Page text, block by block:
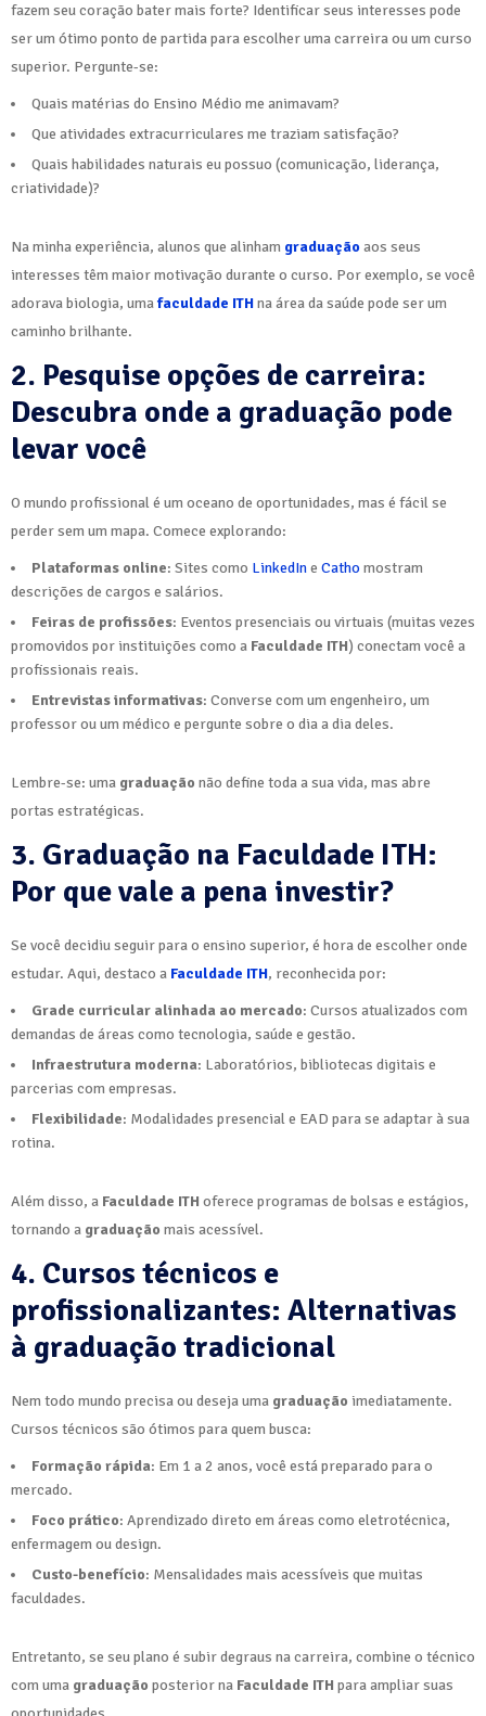
fazem seu coração bater mais forte? Identificar seus interesses pode
ser um ótimo ponto de partida para escolher uma carreira ou um curso
superior. Pergunte-se:
Quais matérias do Ensino Médio me animavam?
Que atividades extracurriculares me traziam satisfação?
Quais habilidades naturais eu possuo (comunicação, liderança,
criatividade)?
Na minha experiência, alunos que alinham graduaçãoaos seus
interesses têm maior motivação durante o curso. Por exemplo, se você
adorava biologia, umafaculdade ITHna área da saúde pode ser um
caminho brilhante.
2. Pesquise opções de carreira:
Descubra onde a graduação pode
levar você
O mundo profissional é um oceano de oportunidades, mas é fácil se
perder sem um mapa. Comece explorando:
Plataformas online: Sites como LinkedIne Catho mostram
descrições de cargos e salários.
Feiras de profissões: Eventos presenciais ou virtuais (muitas vezes
promovidos por instituições como a Faculdade ITH) conectam você a
profissionais reais.
Entrevistas informativas: Converse com um engenheiro, um
professor ou um médico e pergunte sobre o dia a dia deles.
Lembre-se: uma graduação não define toda a sua vida, mas abre
portas estratégicas.
3. Graduação na Faculdade ITH:
Por que vale a pena investir?
Se você decidiu seguir para o ensino superior, é hora de escolher onde
estudar. Aqui, destaco a Faculdade ITH, reconhecida por:
Grade curricular alinhada ao mercado: Cursos atualizados com
demandas de áreas como tecnologia, saúde e gestão.
Infraestrutura moderna: Laboratórios, bibliotecas digitais e
parcerias com empresas.
Flexibilidade: Modalidades presencial e EAD para se adaptar à sua
rotina.
Além disso, a Faculdade ITH oferece programas de bolsas e estágios,
tornando a graduação mais acessível.
4. Cursos técnicos e
profissionalizantes: Alternativas
à graduação tradicional
Nem todo mundo precisa ou deseja uma graduação imediatamente.
Cursos técnicos são ótimos para quem busca:
Formação rápida: Em 1 a 2 anos, você está preparado para o
mercado.
Foco prático: Aprendizado direto em áreas como eletrotécnica,
enfermagem ou design.
Custo-benefício: Mensalidades mais acessíveis que muitas
faculdades.
Entretanto, se seu plano é subir degraus na carreira, combine o técnico
com uma graduação posterior na Faculdade ITH para ampliar suas